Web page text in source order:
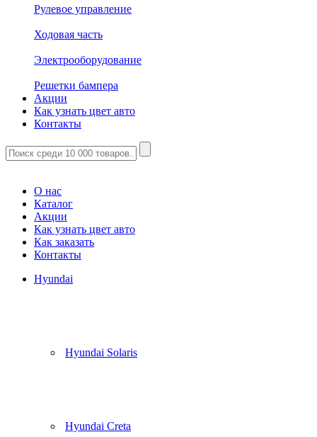
Рулевое управление
Ходовая часть
Электрооборудование
Решетки бампера
Акции
Как узнать цвет авто
Контакты
О нас
Каталог
Акции
Как узнать цвет авто
Как заказать
Контакты
Hyundai
Hyundai Solaris
Hyundai Creta